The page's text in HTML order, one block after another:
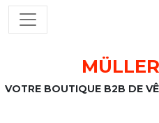
Passer au contenu
NAVIGATION PRINCIPALE
VOTRE BOUTIQUE B2B DE